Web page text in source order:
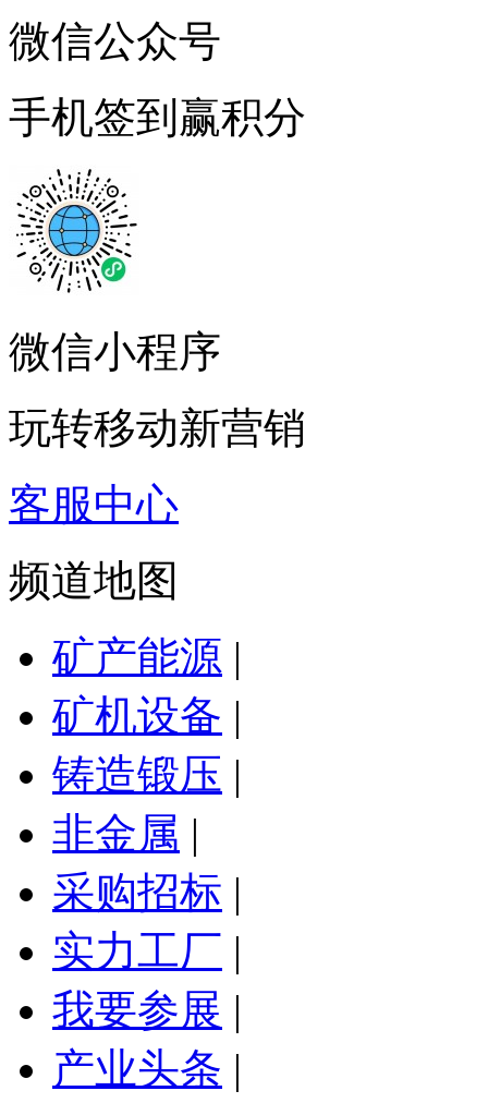
微信公众号
手机签到赢积分
微信小程序
玩转移动新营销
客服中心
频道地图
矿产能源 |
矿机设备 |
铸造锻压 |
非金属 |
采购招标 |
实力工厂 |
我要参展 |
产业头条 |